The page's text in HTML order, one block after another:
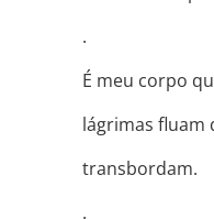
.
É meu corpo
lágrimas fluam
transbordam.
.